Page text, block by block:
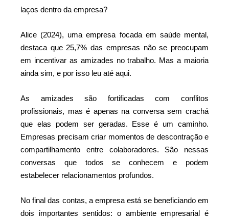
laços dentro da empresa?
Alice (2024), uma empresa focada em saúde mental,
destaca que 25,7% das empresas não se preocupam
em incentivar as amizades no trabalho. Mas a maioria
ainda sim, e por isso leu até aqui.
As amizades são fortificadas com conflitos
profissionais, mas é apenas na conversa sem crachá
que elas podem ser geradas. Esse é um caminho.
Empresas precisam criar momentos de descontração e
compartilhamento entre colaboradores. São nessas
conversas que todos se conhecem e podem
estabelecer relacionamentos profundos.
No final das contas, a empresa está se beneficiando em
dois importantes sentidos: o ambiente empresarial é